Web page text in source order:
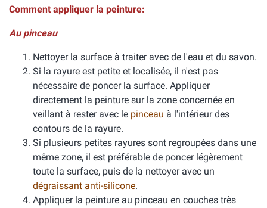
Comment appliquer la peinture:
Au pinceau
Nettoyer la surface à traiter avec de l'eau et du savon.
Si la rayure est petite et localisée, il n'est pas
nécessaire de poncer la surface. Appliquer
directement la peinture sur la zone concernée en
veillant à rester avec le pinceau à l'intérieur des
contours de la rayure.
Si plusieurs petites rayures sont regroupées dans une
même zone, il est préférable de poncer légèrement
toute la surface, puis de la nettoyer avec un
dégraissant anti-silicone.
Appliquer la peinture au pinceau en couches très